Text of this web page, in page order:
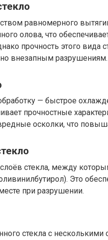
равномерного
олова, что
прочность этого вида
внезапным разрушениям.
— быстрое
прочностные
осколки, что
стекла, между
Это
при разрушении.
стекла с